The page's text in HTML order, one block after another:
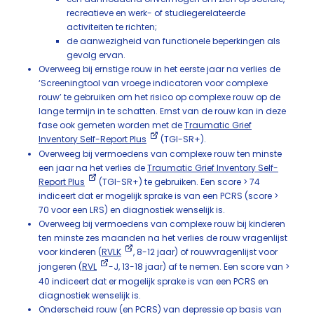
recreatieve en werk- of studiegerelateerde
activiteiten te richten;
de aanwezigheid van functionele beperkingen als
gevolg ervan.
Overweeg bij ernstige rouw in het eerste jaar na verlies de
‘Screeningtool van vroege indicatoren voor complexe
rouw’ te gebruiken om het risico op complexe rouw op de
lange termijn in te schatten. Ernst van de rouw kan in deze
fase ook gemeten worden met deTraumatic Grief
Inventory Self-Report Plus
(TGI-SR+).
Overweeg bij vermoedens van complexe rouw ten minste
een jaar na het verlies deTraumatic Grief Inventory Self-
Report Plus
(TGI-SR+) te gebruiken. Een score > 74
indiceert dat er mogelijk sprake is van een PCRS (score >
70 voor een LRS) en diagnostiek wenselijk is.
Overweeg bij vermoedens van complexe rouw bij kinderen
ten minste zes maanden na het verlies de rouw vragenlijst
voor kinderen (RVLK
, 8-12 jaar) of rouwvragenlijst voor
jongeren (RVL
-J, 13-18 jaar) af te nemen. Een score van >
40 indiceert dat er mogelijk sprake is van een PCRS en
diagnostiek wenselijk is.
Onderscheid rouw (en PCRS) van depressie op basis van